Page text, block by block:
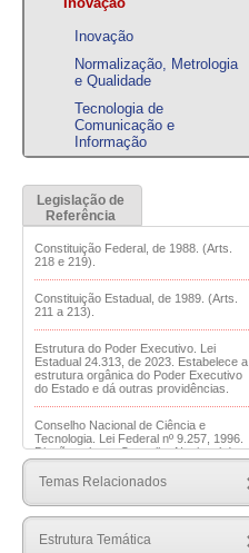
Inovação
Normalização, Metrologia
e Qualidade
Tecnologia de
Comunicação e
Informação
Legislação de
Referência
Constituição Federal, de 1988. (Arts.
218 e 219).
Constituição Estadual, de 1989. (Arts.
211 a 213).
Estrutura do Poder Executivo. Lei
Estadual 24.313, de 2023. Estabelece a
estrutura orgânica do Poder Executivo
do Estado e dá outras providências.
Conselho Nacional de Ciência e
Tecnologia. Lei Federal nº 9.257, 1996.
Dispõe sobre o Conselho Nacional de
Temas Relacionados
Estrutura Temática